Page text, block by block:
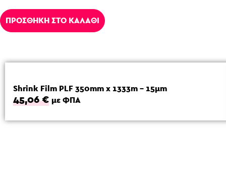
ΠΡΟΣΘΗΚΗ ΣΤΟ ΚΑΛΑΘΙ
Shrink Film PLF 350mm x 1333m – 15μm
45,06€ με ΦΠΑ